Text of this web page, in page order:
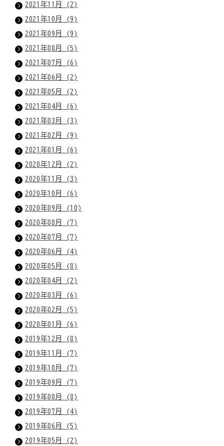
2021年11月 (2)
2021年10月 (9)
2021年09月 (9)
2021年08月 (5)
2021年07月 (6)
2021年06月 (2)
2021年05月 (2)
2021年04月 (6)
2021年03月 (3)
2021年02月 (9)
2021年01月 (6)
2020年12月 (2)
2020年11月 (3)
2020年10月 (6)
2020年09月 (10)
2020年08月 (7)
2020年07月 (7)
2020年06月 (4)
2020年05月 (8)
2020年04月 (2)
2020年03月 (6)
2020年02月 (5)
2020年01月 (6)
2019年12月 (8)
2019年11月 (7)
2019年10月 (7)
2019年09月 (7)
2019年08月 (8)
2019年07月 (4)
2019年06月 (5)
2019年05月 (2)